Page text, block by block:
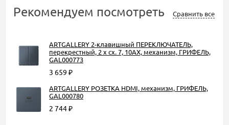
Рекомендуем посмотреть Сравнить все
ARTGALLERY 2-клавишный ПЕРЕКЛЮЧАТЕЛЬ,
перекрестный, 2 x сх. 7, 10АХ, механизм, ГРИФЕЛЬ,
GAL000773
3 659 ₽
ARTGALLERY РОЗЕТКА HDMI, механизм, ГРИФЕЛЬ,
GAL000780
2 744₽